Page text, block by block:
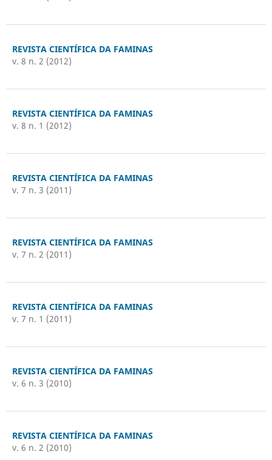
REVISTA CIENTÍFICA DA FAMINAS
v. 8 n. 2 (2012)
REVISTA CIENTÍFICA DA FAMINAS
v. 8 n. 1 (2012)
REVISTA CIENTÍFICA DA FAMINAS
v. 7 n. 3 (2011)
REVISTA CIENTÍFICA DA FAMINAS
v. 7 n. 2 (2011)
REVISTA CIENTÍFICA DA FAMINAS
v. 7 n. 1 (2011)
REVISTA CIENTÍFICA DA FAMINAS
v. 6 n. 3 (2010)
REVISTA CIENTÍFICA DA FAMINAS
v. 6 n. 2 (2010)